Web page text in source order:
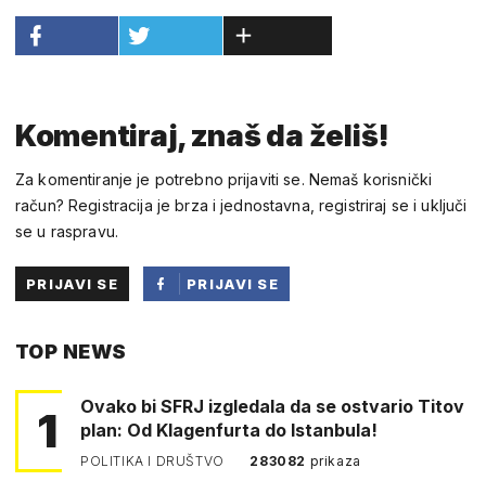
Komentiraj, znaš da želiš!
Za komentiranje je potrebno prijaviti se. Nemaš korisnički
račun? Registracija je brza i jednostavna, registriraj se i uključi
se u raspravu.
PRIJAVI SE
PRIJAVI SE
TOP NEWS
1
Ovako bi SFRJ izgledala da se ostvario Titov
plan: Od Klagenfurta do Istanbula!
POLITIKA I DRUŠTVO 283082 prikaza